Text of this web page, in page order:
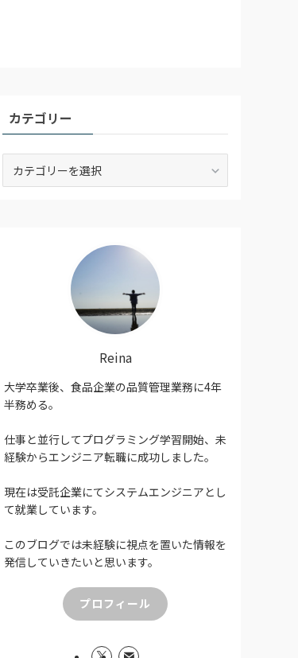
カテゴリー
Reina
大学卒業後、食品企業の品質管理業務に4年
半務める。
仕事と並行してプログラミング学習開始、未
経験からエンジニア転職に成功しました。
現在は受託企業にてシステムエンジニアとし
て就業しています。
このブログでは未経験に視点を置いた情報を
発信していきたいと思います。
プロフィール